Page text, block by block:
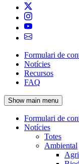
Navegació
principal
de
Formulari de
Notícies
Recursos
FAQ
Show main menu
Navegació
principal
Formulari de
Notícies
Totes
Ambiental